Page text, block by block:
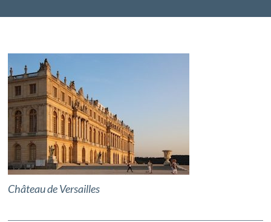
Château de Versailles